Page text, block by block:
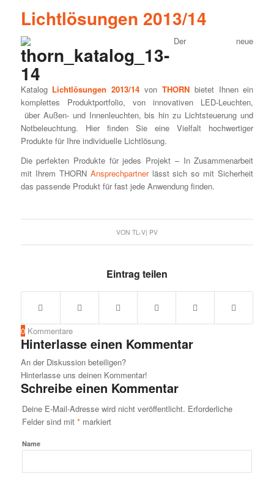
Lichtlösungen 2013/14
Der neue
Katalog Lichtlösungen 2013/14 von THORNbietet Ihnen ein
komplettes Produktportfolio, von innovativen LED-Leuchten,
über Außen- und Innenleuchten, bis hin zu Lichtsteuerung und
Notbeleuchtung. Hier finden Sie eine Vielfalt hochwertiger
Produkte für Ihre individuelle Lichtlösung.
Die perfekten Produkte für jedes Projekt – In Zusammenarbeit
mit Ihrem THORN Ansprechpartnerlässt sich so mit Sicherheit
das passende Produkt für fast jede Anwendung finden.
VON TL-V| PV
Eintrag teilen
0 Kommentare
Hinterlasse einen Kommentar
An der Diskussion beteiligen?
Hinterlasse uns deinen Kommentar!
Schreibe einen Kommentar
Deine E-Mail-Adresse wird nicht veröffentlicht. Erforderliche
Felder sind mit *markiert
Name